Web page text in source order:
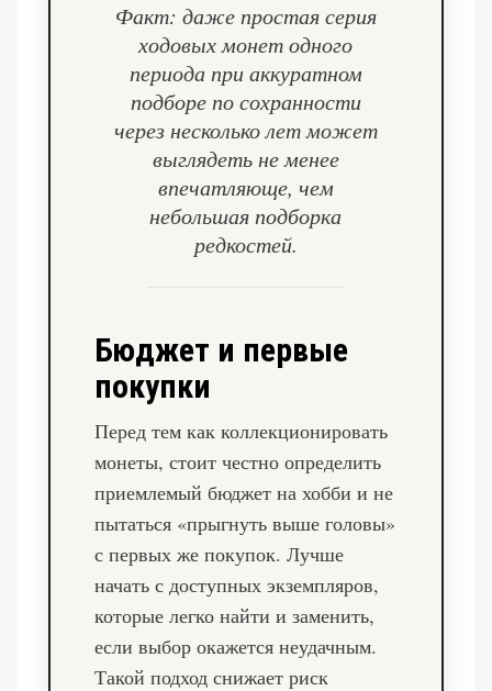
Факт: даже простая серия
ходовых монет одного
периода при аккуратном
подборе по сохранности
через несколько лет может
выглядеть не менее
впечатляюще, чем
небольшая подборка
редкостей.
Бюджет и первые
покупки
Перед тем как коллекционировать
монеты, стоит честно определить
приемлемый бюджет на хобби и не
пытаться «прыгнуть выше головы»
с первых же покупок. Лучше
начать с доступных экземпляров,
которые легко найти и заменить,
если выбор окажется неудачным.
Такой подход снижает риск